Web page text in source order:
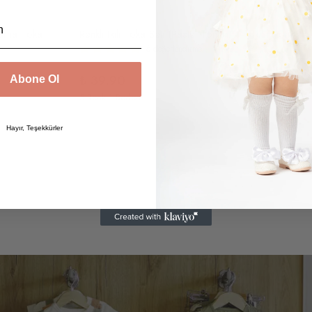
Toka Renkli İkili Toka Seti (Pastel Tonlar)
5 Renk 1 Beden
Tül Fiyonk
₺ 59.90
2 Renk 1 Beden
Abone Ol
Hayır, Teşekkürler